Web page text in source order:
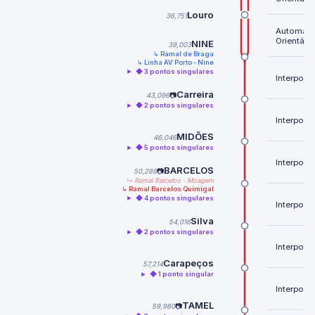
36,751Louro
39,003NINE
↳ Ramal de Braga
↳ Linha AV Porto - Nine
◆ 3 pontos singulares
43,096📷Carreira
◆ 2 pontos singulares
46,046MIDÕES
◆ 5 pontos singulares
50,289📷BARCELOS
↳ Ramal Barcelos · Moagem
↳ Ramal Barcelos Quimigal
◆ 4 pontos singulares
54,016Silva
◆ 2 pontos singulares
57,214Carapeços
◆ 1 ponto singular
59,980📷TAMEL